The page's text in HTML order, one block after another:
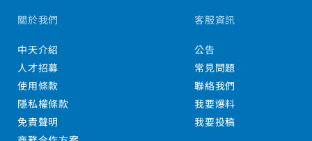
關於我們
中天介紹
人才招募
使用條款
隱私權條款
免責聲明
客服資訊
公告
常見問題
聯絡我們
我要爆料
我要投稿